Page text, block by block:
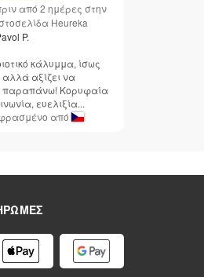
από 2 ημέρες στην
Heureka
P.
κάλυμμα, ίσως
αλλά αξίζει να
παραπάνω! Κορυφαία
ευελιξία...
από